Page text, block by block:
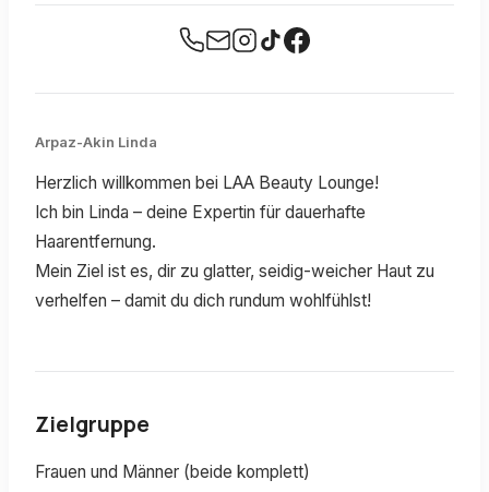
Arpaz-Akin Linda
Herzlich willkommen bei LAA Beauty Lounge!
Ich bin Linda – deine Expertin für dauerhafte
Haarentfernung.
Mein Ziel ist es, dir zu glatter, seidig-weicher Haut zu
verhelfen – damit du dich rundum wohlfühlst!
Zielgruppe
Frauen und Männer (beide komplett)